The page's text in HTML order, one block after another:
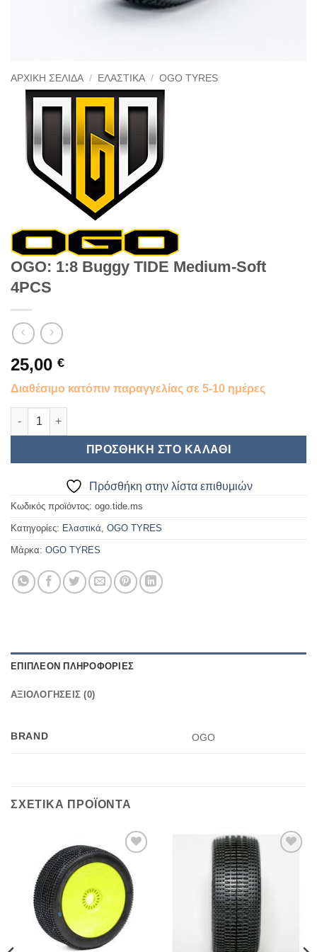
ΑΡΧΙΚΉ ΣΕΛΊΔΑ / ΕΛΑΣΤΙΚΆ / OGO TYRES
OGO: 1:8 Buggy TIDE Medium-Soft
4PCS
25,00 €
Διαθέσιμο κατόπιν παραγγελίας σε 5-10 ημέρες
OGO: 1:8 Buggy TIDE Medium-Soft 4PCS ποσότητα
ΠΡΟΣΘΉΚΗ ΣΤΟ ΚΑΛΆΘΙ
Πρόσθήκη στην λίστα επιθυμιών
Κωδικός προϊόντος: ogo.tide.ms
Κατηγορίες: Ελαστικά, OGO TYRES
Μάρκα: OGO TYRES
ΕΠΙΠΛΈΟΝ ΠΛΗΡΟΦΟΡΊΕΣ
ΑΞΙΟΛΟΓΉΣΕΙΣ (0)
BRAND OGO
ΣΧΕΤΙΚΆ ΠΡΟΪΌΝΤΑ
Πρόσθήκη
στην λίστα
επιθυμιών
Πρόσθήκη
στην λίστα